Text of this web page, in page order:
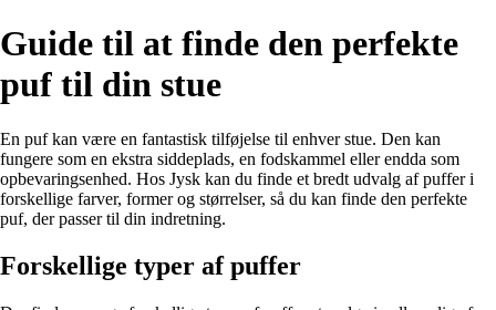
Guide til at finde den perfekte
puf til din stue
En puf kan være en fantastisk tilføjelse til enhver stue. Den kan
fungere som en ekstra siddeplads, en fodskammel eller endda som
opbevaringsenhed. Hos Jysk kan du finde et bredt udvalg af puffer i
forskellige farver, former og størrelser, så du kan finde den perfekte
puf, der passer til din indretning.
Forskellige typer af puffer